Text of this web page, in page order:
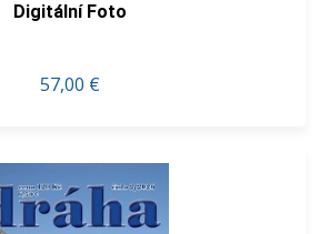
Digitální Foto
57,00 €